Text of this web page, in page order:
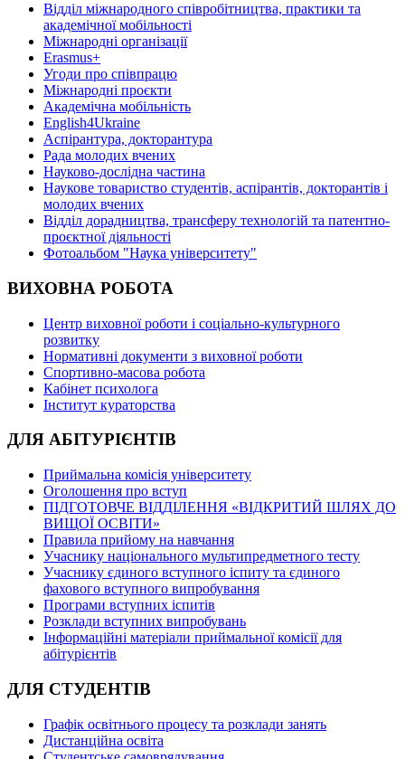
Відділ міжнародного співробітництва, практики та
академічної мобільності
Міжнародні організації
Erasmus+
Угоди про співпрацю
Міжнародні проєкти
Академічна мобільність
English4Ukraine
Аспірантура, докторантура
Рада молодих вчених
Науково-дослідна частина
Наукове товариство студентів, аспірантів, докторантів і
молодих вчених
Відділ дорадництва, трансферу технологій та патентно-
проєктної діяльності
Фотоальбом "Наука університету"
ВИХОВНА РОБОТА
Центр виховної роботи і соціально-культурного
розвитку
Нормативні документи з виховної роботи
Спортивно-масова робота
Кабінет психолога
Інститут кураторства
ДЛЯ АБІТУРІЄНТІВ
Приймальна комісія університету
Оголошення про вступ
ПІДГОТОВЧЕ ВІДДІЛЕННЯ «ВІДКРИТИЙ ШЛЯХ ДО
ВИЩОЇ ОСВІТИ»
Правила прийому на навчання
Учаснику національного мультипредметного тесту
Учаснику єдиного вступного іспиту та єдиного
фахового вступного випробування
Програми вступних іспитів
Розклади вступних випробувань
Інформаційні матеріали приймальної комісії для
абітурієнтів
ДЛЯ СТУДЕНТІВ
Графік освітнього процесу та розклади занять
Дистанційна освіта